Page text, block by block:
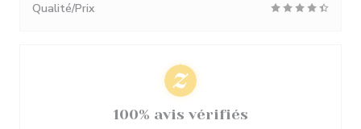
Qualité/Prix
100% avis vérifiés